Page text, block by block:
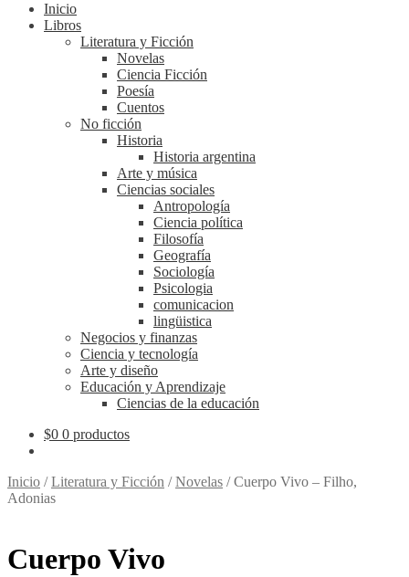
Inicio
Libros
Literatura y Ficción
Novelas
Ciencia Ficción
Poesía
Cuentos
No ficción
Historia
Historia argentina
Arte y música
Ciencias sociales
Antropología
Ciencia política
Filosofía
Geografía
Sociología
Psicologia
comunicacion
lingüistica
Negocios y finanzas
Ciencia y tecnología
Arte y diseño
Educación y Aprendizaje
Ciencias de la educación
$0 0 productos
Inicio /Literatura y Ficción /Novelas /Cuerpo Vivo – Filho,
Adonias
Cuerpo Vivo